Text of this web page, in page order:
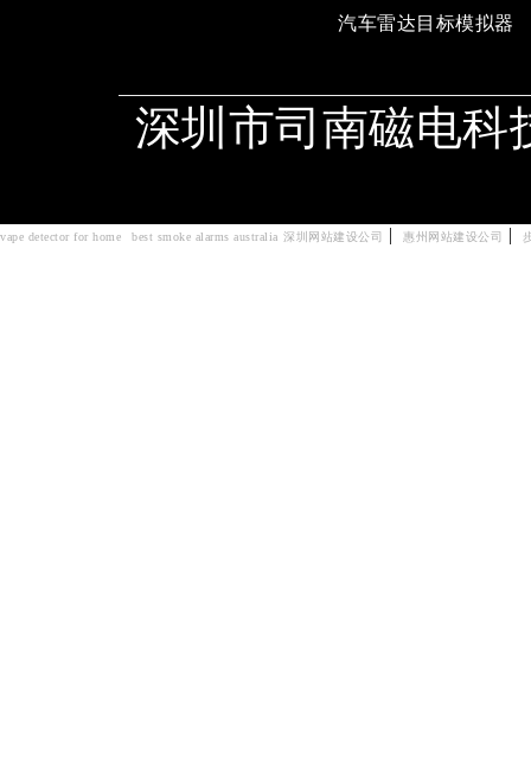
汽车雷达目标模拟器
深圳市司南磁电
vape detector for home best smoke alarms australia 深圳网站建设公司 惠州网站建设公司